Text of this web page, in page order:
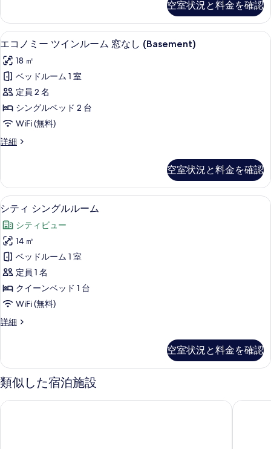
表
示
す
る
ー
ム
窓
な
し
(Basement)
の
す
べ
写
真
を
表
示
す
る
ー
ダ
ブ
ル
ー
ム
窓
な
し
(Basement)
の
空室状況と料金を確認
エ
コ
ノ
ミ
ー
ツ
ン
ー
ム
窓
な
し
(Basement)
の
す
べ
て
真
を
表
エコノミー ツインルーム 窓なし
10
エコノミー ツインルーム 窓なし (Basement)
18 ㎡
ベッドルーム 1 室
定員 2 名
シングルベッド 2 台
WiFi (無料)
詳細
エ
ー
ツ
イ
ル
ー
ム
窓
な
し
(Basement)
の
詳
細
空室状況と料金を確認
シ
テ
ィ
シ
ン
グ
ル
ー
の
す
べ
て
シティ シングルルーム | セーフティ
5
シティ シングルルーム
シティビュー
14 ㎡
ベッドルーム 1 室
定員 1 名
クイーンベッド 1 台
WiFi (無料)
詳細
シ
ン
グ
ル
ー
空室状況と料金を確認
類似した宿泊施設
ナムサン ヒル ホテル サボイ